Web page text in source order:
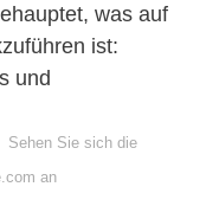
was auf
ist:
und
Sehen Sie sich die
an